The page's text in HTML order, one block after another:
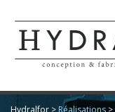
Hydralfor > Réalisations >